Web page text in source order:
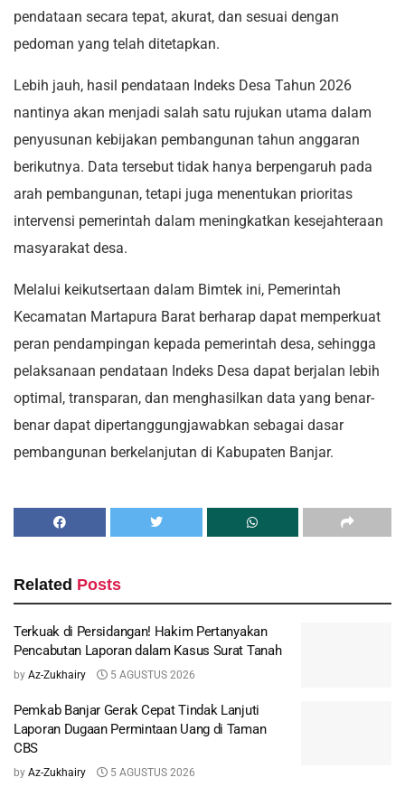
pendataan secara tepat, akurat, dan sesuai dengan
pedoman yang telah ditetapkan.
Lebih jauh, hasil pendataan Indeks Desa Tahun 2026
nantinya akan menjadi salah satu rujukan utama dalam
penyusunan kebijakan pembangunan tahun anggaran
berikutnya. Data tersebut tidak hanya berpengaruh pada
arah pembangunan, tetapi juga menentukan prioritas
intervensi pemerintah dalam meningkatkan kesejahteraan
masyarakat desa.
Melalui keikutsertaan dalam Bimtek ini, Pemerintah
Kecamatan Martapura Barat berharap dapat memperkuat
peran pendampingan kepada pemerintah desa, sehingga
pelaksanaan pendataan Indeks Desa dapat berjalan lebih
optimal, transparan, dan menghasilkan data yang benar-
benar dapat dipertanggungjawabkan sebagai dasar
pembangunan berkelanjutan di Kabupaten Banjar.
Related Posts
Terkuak di Persidangan! Hakim Pertanyakan
Pencabutan Laporan dalam Kasus Surat Tanah
by Az-Zukhairy 5 AGUSTUS 2026
Pemkab Banjar Gerak Cepat Tindak Lanjuti
Laporan Dugaan Permintaan Uang di Taman
CBS
by Az-Zukhairy 5 AGUSTUS 2026